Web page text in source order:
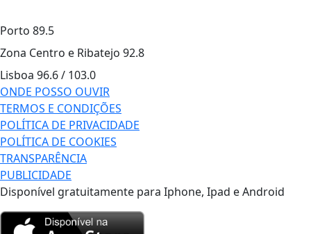
Porto 89.5
Zona Centro e Ribatejo 92.8
Lisboa 96.6 / 103.0
ONDE POSSO OUVIR
TERMOS E CONDIÇÕES
POLÍTICA DE PRIVACIDADE
POLÍTICA DE COOKIES
TRANSPARÊNCIA
PUBLICIDADE
Disponível gratuitamente para Iphone, Ipad e Android